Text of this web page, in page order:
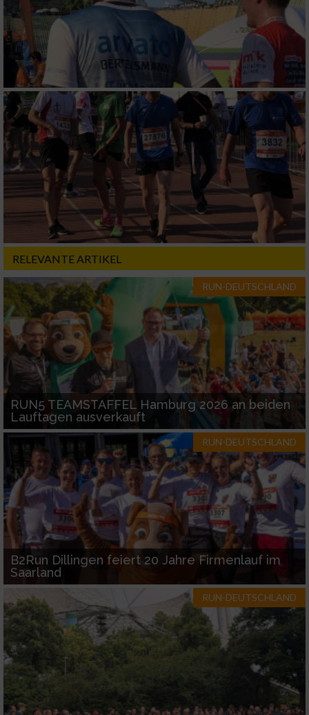
RELEVANTE ARTIKEL
RUN-DEUTSCHLAND
RUN5 TEAMSTAFFEL Hamburg 2026 an beiden
Lauftagen ausverkauft
RUN-DEUTSCHLAND
B2Run Dillingen feiert 20 Jahre Firmenlauf im
Saarland
RUN-DEUTSCHLAND